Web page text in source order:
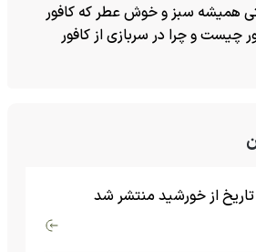
همیشه سبز و خوش عطر که کافور
چیست و چرا در سربازی از کافور
از خورشید منتشر شد